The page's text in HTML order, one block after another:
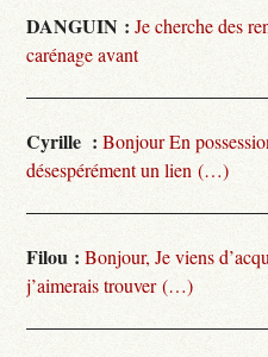
DANGUIN : Je cherche des
carénage avant
Cyrille : Bonjour En
désespérément un lien (…)
Filou : Bonjour, Je viens
j’aimerais trouver (…)